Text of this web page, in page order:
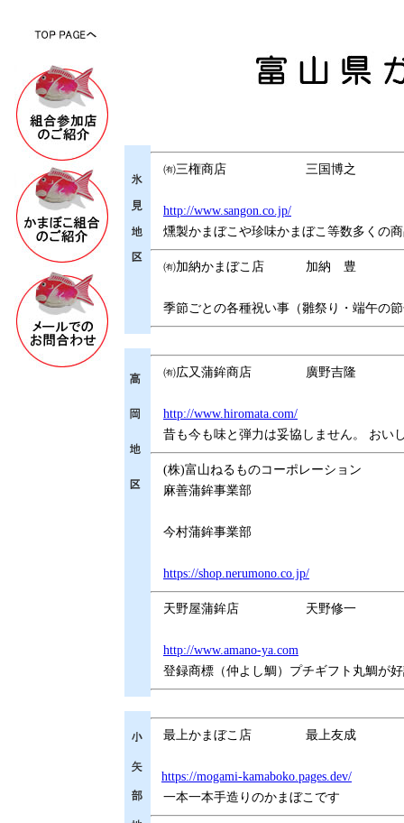
㈲三権商店 三国博之
http://www.sangon.co.jp/
燻製かまぼこや珍味かまぼこ等数多くの
㈲加納かまぼこ店 加納 豊
季節ごとの各種祝い事（雛祭り・端午の
㈲広又蒲鉾商店 廣野吉隆
http://www.hiromata.com/
昔も今も味と弾力は妥協しません。 おい
(株)富山ねるものコーポレーション
麻善蒲鉾事業部
今村蒲鉾事業部
https://shop.nerumono.co.jp/
天野屋蒲鉾店 天野修一
http://www.amano-ya.com
登録商標（仲よし鯛）プチギフト丸鯛が
最上かまぼこ店 最上友成
https://mogami-kamaboko.pages.dev/
一本一本手造りのかまぼこです